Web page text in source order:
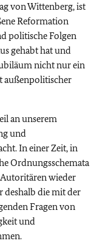
von Wittenberg, ist
Reformation
politische Folgen
gehabt hat und
nicht nur ein
außenpolitischer
an unserem
und
In einer Zeit, in
Ordnungsschemata
wieder
deshalb die mit der
Fragen von
und